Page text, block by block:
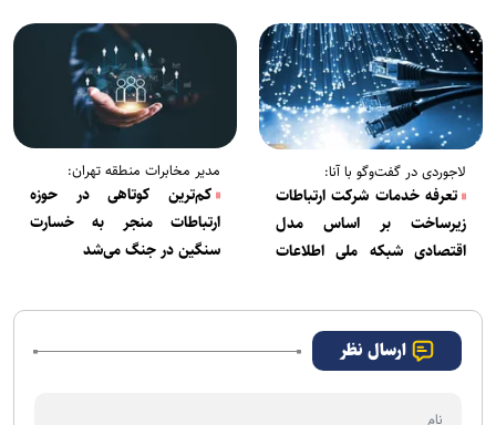
لاجوردی در گفت‌وگو با آنا:
تعرفه خدمات شرکت ارتباطات
زیرساخت بر اساس مدل
اقتصادی شبکه ملی اطلاعات
مدیر مخابرات منطقه تهران:
کم‌ترین کوتاهی در حوزه
ارتباطات منجر به خسارت
سنگین در جنگ می‌شد
ارسال نظر